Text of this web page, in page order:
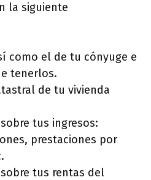
la siguiente
como el de tu cónyuge e
tenerlos.
de tu vivienda
tus ingresos:
prestaciones por
tus rentas del